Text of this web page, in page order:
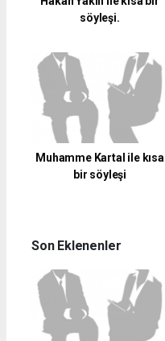
söyleşi.
Muhamme Kartal ile kısa
bir söyleşi
Son Eklenenler